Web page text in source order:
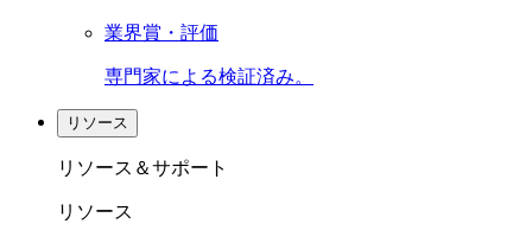
業界賞・評価
専門家による検証済み。
リソース
リソース＆サポート
リソース